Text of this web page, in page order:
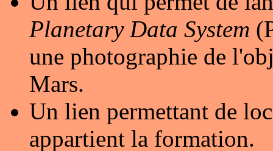
Planetary Data System
une photographie de
Mars.
Un lien permettant de
appartient la formation.